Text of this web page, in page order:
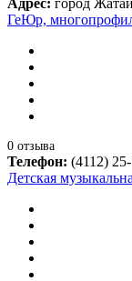
Адрес: город
ГеЮр,
0 отзыва
Телефон: (4112)
Детская